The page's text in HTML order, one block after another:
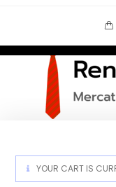
YOUR CART IS